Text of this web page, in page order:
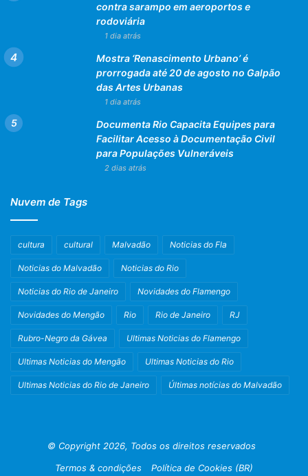
contra sarampo em aeroportos e
rodoviária
1 dia atrás
Mostra ‘Renascimento Urbano’ é
prorrogada até 20 de agosto no Galpão
das Artes Urbanas
1 dia atrás
Documenta Rio Capacita Equipes para
Facilitar Acesso à Documentação Civil
para Populações Vulneráveis
2 dias atrás
Nuvem de Tags
cultura cultural Malvadão Noticias do Fla
Noticias do Malvadão Noticias do Rio
Noticias do Rio de Janeiro Novidades do Flamengo
Novidades do Mengão Rio Rio de Janeiro RJ
Rubro-Negro da Gávea Ultimas Noticias do Flamengo
Ultimas Noticias do Mengão Ultimas Noticias do Rio
Ultimas Noticias do Rio de Janeiro Últimas notícias do Malvadão
© Copyright 2026, Todos os direitos reservados
Termos & condições
Política de Cookies (BR)